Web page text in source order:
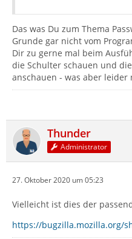
Das was Du zum Thema
Grunde gar nicht vom
Dir zu gerne mal beim
die Schulter schauen und
anschauen - was aber leider
Thunder
Administrator
27. Oktober 2020 um 05:23
Vielleicht ist dies der
https://bugzilla.mozilla.org/